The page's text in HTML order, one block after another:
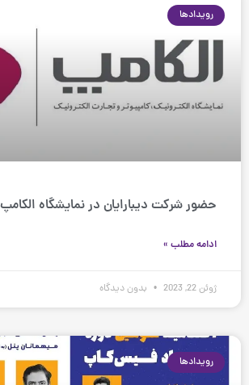
رویدادها
حضور شرکت دیبارایان در نمایشگاه الکامپ ۱۴۰۲
ادامه مطلب »
ژوئن 22, 2023 بدون دیدگاه
رویدادها